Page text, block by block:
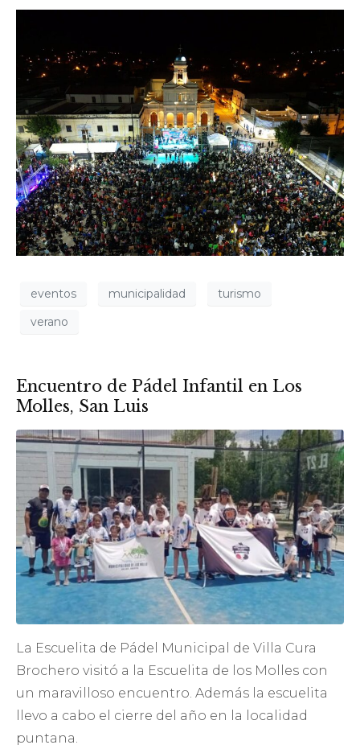
eventos municipalidad
turismo
verano
Encuentro de Pádel Infantil en Los
Molles, San Luis
La Escuelita de Pádel Municipal de Villa Cura
Brochero visitó a la Escuelita de los Molles con
un maravilloso encuentro. Además la escuelita
llevo a cabo el cierre del año en la localidad
puntana.